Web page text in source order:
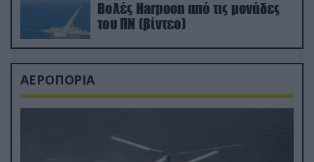
Βολές Harpoon από τις μονάδες
του ΠΝ (βίντεο)
ΑΕΡΟΠΟΡΙΑ